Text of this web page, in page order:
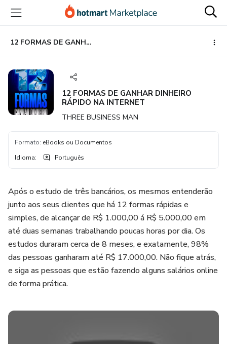
para
conteúdo
principal
para
pagamento
para
rodapé
12 FORMAS DE GANHAR DINHEIRO RÁPIDO NA INTERNET
12 FORMAS DE GANHAR DINHEIRO
RÁPIDO NA INTERNET
THREE BUSINESS MAN
Formato: eBooks ou Documentos
Idioma: Português
Após o estudo de três bancários, os mesmos entenderão
junto aos seus clientes que há 12 formas rápidas e
simples, de alcançar de R$ 1.000,00 á R$ 5.000,00 em
até duas semanas trabalhando poucas horas por dia. Os
estudos duraram cerca de 8 meses, e exatamente, 98%
das pessoas ganharam até R$ 17.000,00. Não fique atrás,
e siga as pessoas que estão fazendo alguns salários online
de forma prática.